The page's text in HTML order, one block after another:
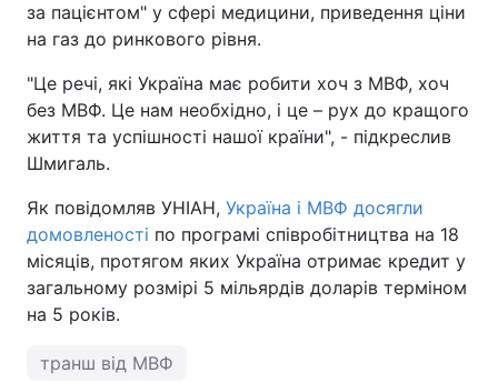
за пацієнтом" у сфері медицини, приведення ціни
на газ до ринкового рівня.
"Це речі, які Україна має робити хоч з МВФ, хоч
без МВФ. Це нам необхідно, і це – рух до кращого
життя та успішності нашої країни", - підкреслив
Шмигаль.
Як повідомляв УНІАН, Україна і МВФ досягли
домовленості по програмі співробітництва на 18
місяців, протягом яких Україна отримає кредит у
загальному розмірі 5 мільярдів доларів терміном
на 5 років.
транш від МВФ